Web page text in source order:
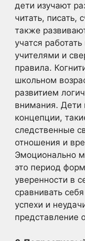
дети изучают
читать, писать,
также
учатся
учителями и
правила.
школьном
развитием
внимания. Дети
концепции,
следственные
отношения и
Эмоционально
это период
уверенности в
сравнивать
успехи и
представление